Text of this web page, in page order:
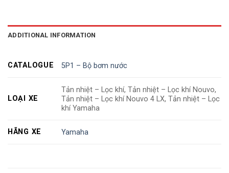
ADDITIONAL INFORMATION
CATALOGUE 5P1 – Bộ bơm nước
LOẠI XE
Tản nhiệt – Lọc khí, Tản nhiệt – Lọc khí Nouvo,
Tản nhiệt – Lọc khí Nouvo 4 LX, Tản nhiệt – Lọc
khí Yamaha
HÃNG XE Yamaha